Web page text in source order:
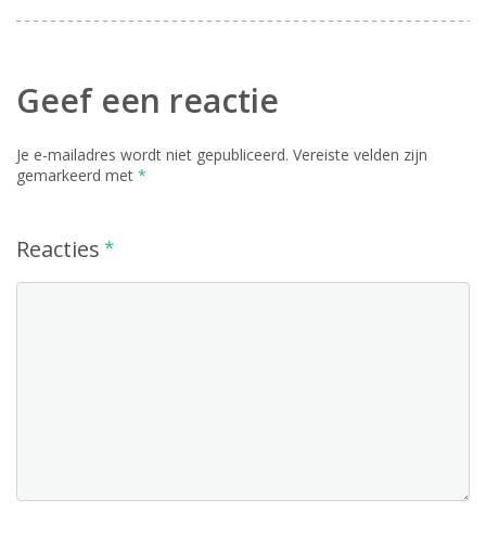
Geef een reactie
Je e-mailadres wordt niet gepubliceerd. Vereiste velden zijn
gemarkeerd met *
Reacties *